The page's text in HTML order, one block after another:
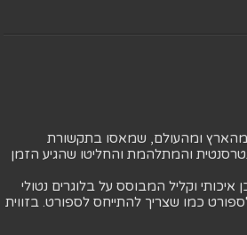
מהארץ ומהעולם, שמאסו בתקשורת
והמתלהמת והחליטו שהגיע הזמן
איכותי וקליל המבוסס על בלוגרים נטולי
כמו שצריך להתייחס לספורט. בזווית